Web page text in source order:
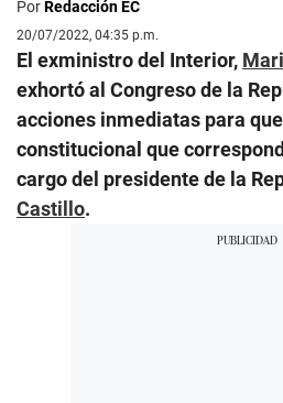
PorRedacción EC
20/07/2022, 04:35 p.m.
El exministro del Interior,
exhortó al Congreso de la
acciones inmediatas para
constitucional que
cargo del presidente de la
Castillo.